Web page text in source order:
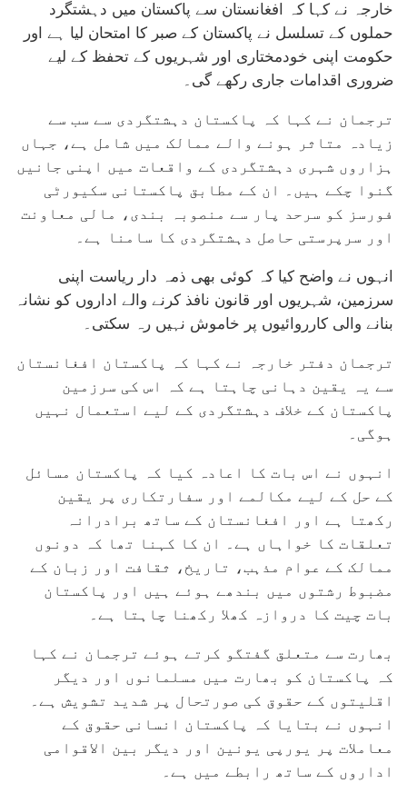
خارجہ نے کہا کہ افغانستان سے پاکستان میں دہشتگرد
حملوں کے تسلسل نے پاکستان کے صبر کا امتحان لیا ہے اور
حکومت اپنی خودمختاری اور شہریوں کے تحفظ کے لیے
ضروری اقدامات جاری رکھے گی۔
ترجمان نے کہا کہ پاکستان دہشتگردی سے سب سے
زیادہ متاثر ہونے والے ممالک میں شامل ہے، جہاں
ہزاروں شہری دہشتگردی کے واقعات میں اپنی جانیں
گنوا چکے ہیں۔ ان کے مطابق پاکستانی سکیورٹی
فورسز کو سرحد پار سے منصوبہ بندی، مالی معاونت
اور سرپرستی حاصل دہشتگردی کا سامنا ہے۔
انہوں نے واضح کیا کہ کوئی بھی ذمہ دار ریاست اپنی
سرزمین، شہریوں اور قانون نافذ کرنے والے اداروں کو نشانہ
بنانے والی کارروائیوں پر خاموش نہیں رہ سکتی۔
ترجمان دفتر خارجہ نے کہا کہ پاکستان افغانستان
سے یہ یقین دہانی چاہتا ہے کہ اس کی سرزمین
پاکستان کے خلاف دہشتگردی کے لیے استعمال نہیں
ہوگی۔
انہوں نے اس بات کا اعادہ کیا کہ پاکستان مسائل
کے حل کے لیے مکالمے اور سفارتکاری پر یقین
رکھتا ہے اور افغانستان کے ساتھ برادرانہ
تعلقات کا خواہاں ہے۔ ان کا کہنا تھا کہ دونوں
ممالک کے عوام مذہب، تاریخ، ثقافت اور زبان کے
مضبوط رشتوں میں بندھے ہوئے ہیں اور پاکستان
بات چیت کا دروازہ کھلا رکھنا چاہتا ہے۔
بھارت سے متعلق گفتگو کرتے ہوئے ترجمان نے کہا
کہ پاکستان کو بھارت میں مسلمانوں اور دیگر
اقلیتوں کے حقوق کی صورتحال پر شدید تشویش ہے۔
انہوں نے بتایا کہ پاکستان انسانی حقوق کے
معاملات پر یورپی یونین اور دیگر بین الاقوامی
اداروں کے ساتھ رابطے میں ہے۔